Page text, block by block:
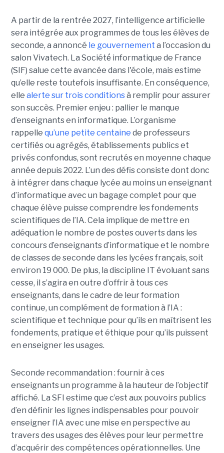
A partir de la rentrée 2027, l’intelligence artificielle
sera intégrée aux programmes de tous les élèves de
seconde, a annoncé le gouvernement a l’occasion du
salon Vivatech. La Société́ informatique de France
(SIF) salue cette avancée dans l'école, mais estime
qu’elle reste toutefois insuffisante. En conséquence,
elle alerte sur trois conditionsà remplir pour assurer
son succès. Premier enjeu : pallier le manque
d’enseignants en informatique. L’organisme
rappelle qu’une petite centaine de professeurs
certifiés ou agrégés, établissements publics et
privés confondus, sont recrutés en moyenne chaque
année depuis 2022. L’un des défis consiste dont donc
à intégrer dans chaque lycée au moins un enseignant
d’informatique avec un bagage complet pour que
chaque élève puisse comprendre les fondements
scientifiques de l’IA. Cela implique de mettre en
adéquation le nombre de postes ouverts dans les
concours d’enseignants d’informatique et le nombre
de classes de seconde dans les lycées français, soit
environ 19 000. De plus, la discipline IT évoluant sans
cesse, il s’agira en outre d’offrir à tous ces
enseignants, dans le cadre de leur formation
continue, un complément de formation à l’IA :
scientifique et technique pour qu’ils en maîtrisent les
fondements, pratique et éthique pour qu’ils puissent
en enseigner les usages.
Seconde recommandation : fournir à ces
enseignants un programme à la hauteur de l’objectif
affiché. La SFI estime que c’est aux pouvoirs publics
d’en définir les lignes indispensables pour pouvoir
enseigner l’IA avec une mise en perspective au
travers des usages des élèves pour leur permettre
d’acquérir des compétences opérationnelles. Une